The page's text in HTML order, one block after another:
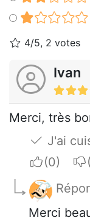
4/5, 2 votes
Ivan
Merci, très
J'ai
I
Merci